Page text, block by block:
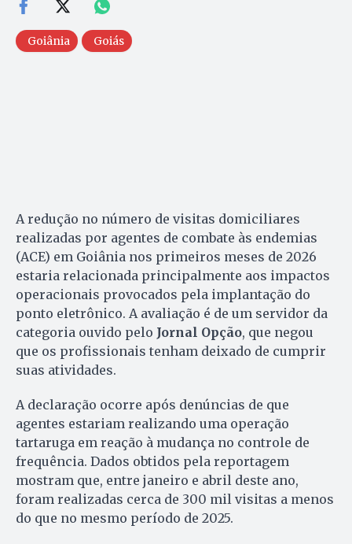
Goiânia Goiás
A redução no número de visitas domiciliares
realizadas por agentes de combate às endemias
(ACE) em Goiânia nos primeiros meses de 2026
estaria relacionada principalmente aos impactos
operacionais provocados pela implantação do
ponto eletrônico. A avaliação é de um servidor da
categoria ouvido pelo Jornal Opção, que negou
que os profissionais tenham deixado de cumprir
suas atividades.
A declaração ocorre após denúncias de que
agentes estariam realizando uma operação
tartaruga em reação à mudança no controle de
frequência. Dados obtidos pela reportagem
mostram que, entre janeiro e abril deste ano,
foram realizadas cerca de 300 mil visitas a menos
do que no mesmo período de 2025.